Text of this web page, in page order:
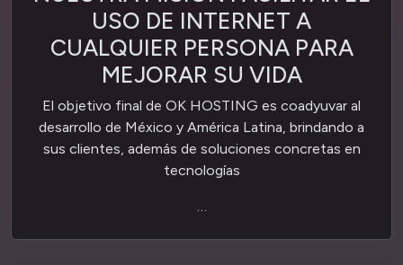
USO DE INTERNET A
CUALQUIER PERSONA PARA
MEJORAR SU VIDA
El objetivo final de OK HOSTING es coadyuvar al
desarrollo de México y América Latina, brindando a
sus clientes, además de soluciones concretas en
tecnologías
…